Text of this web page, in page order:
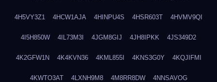
4H5VY3Z1 4HCW1AJA 4HINPU4S 4HSR603T 4HVMV9QI
4I5H850W 4IL73M3I 4JGM8GIJ 4JH8IPKK 4JS349D2
4K2GFW1N 4K4KVN36 4KML855I 4KNS3G0Y 4KQJIFMI
4KWTO3AT 4LXNH9M8 4M8RR8DW 4NNSAVOG